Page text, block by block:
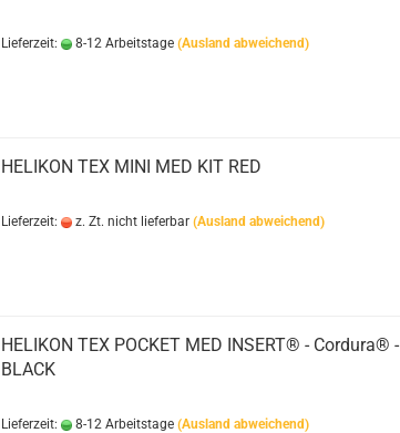
Lieferzeit: 8-12 Arbeitstage (Ausland abweichend)
HELIKON TEX MINI MED KIT RED
Lieferzeit: z. Zt. nicht lieferbar (Ausland abweichend)
HELIKON TEX POCKET MED INSERT® - Cordura® -
BLACK
Lieferzeit: 8-12 Arbeitstage (Ausland abweichend)